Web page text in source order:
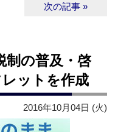
次の記事 »
制の普及・啓
ットを作成
2016年10月04日 (火)